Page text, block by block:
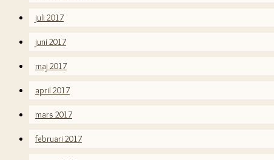
juli 2017
juni 2017
maj 2017
april 2017
mars 2017
februari 2017